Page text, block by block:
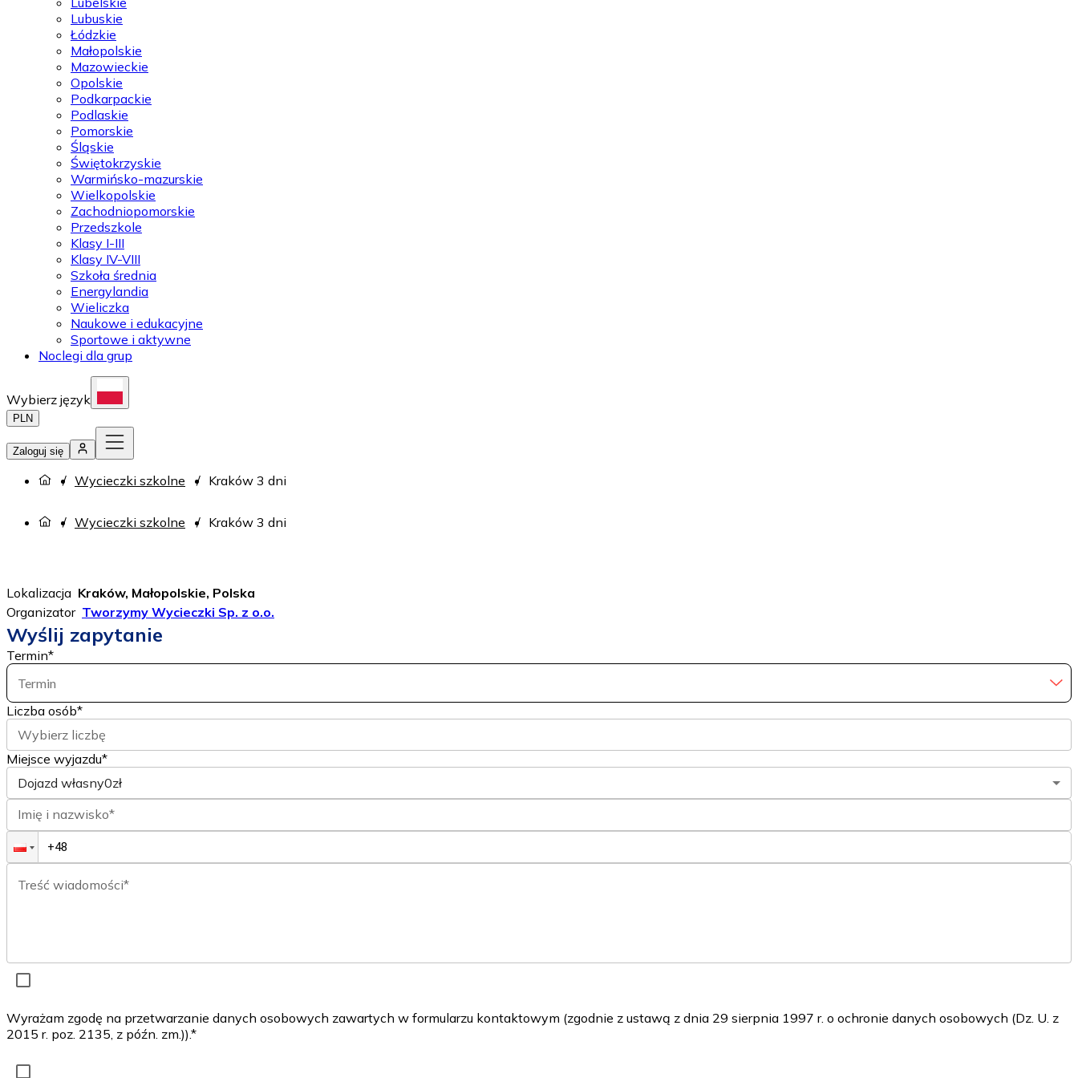
Lubuskie
Łódzkie
Małopolskie
Mazowieckie
Opolskie
Podkarpackie
Podlaskie
Pomorskie
Śląskie
Świętokrzyskie
Warmińsko-mazurskie
Wielkopolskie
Zachodniopomorskie
Przedszkole
Klasy I-III
Klasy IV-VIII
Szkoła średnia
Energylandia
Wieliczka
Naukowe i edukacyjne
Sportowe i aktywne
Noclegi dla grup
Wybierz język
PLN
Zaloguj się
Wycieczki szkolne Kraków 3 dni
Wycieczki szkolne Kraków 3 dni
Lokalizacja Kraków, Małopolskie, Polska
Organizator Tworzymy Wycieczki Sp. z o.o.
Wyślij zapytanie
Termin*
Termin
Liczba osób*
Wybierz liczbę
Miejsce wyjazdu*
Dojazd własny0zł
Imię i nazwisko*
Treść wiadomości*
Wyrażam zgodę na przetwarzanie danych osobowych zawartych w formularzu kontaktowym (zgodnie z ustawą z dnia 29 sierpnia 1997 r. o ochronie danych osobowych (Dz. U. z
2015 r. poz. 2135, z późn. zm.)).*